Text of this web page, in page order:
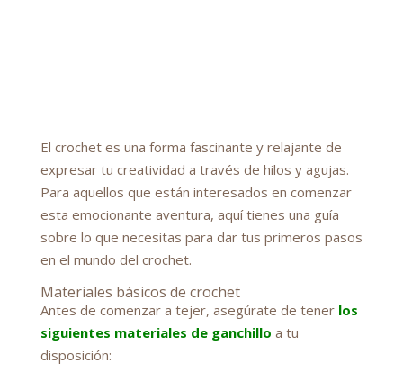
El crochet es una forma fascinante y relajante de
expresar tu creatividad a través de hilos y agujas.
Para aquellos que están interesados en comenzar
esta emocionante aventura, aquí tienes una guía
sobre lo que necesitas para dar tus primeros pasos
en el mundo del crochet.
Materiales básicos de crochet
Antes de comenzar a tejer, asegúrate de tener los
siguientes materiales de ganchillo a tu
disposición: